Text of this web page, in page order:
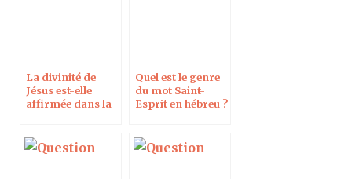
La divinité de
Jésus est-elle
affirmée dans la
Quel est le genre
du mot Saint-
Esprit en hébreu ?